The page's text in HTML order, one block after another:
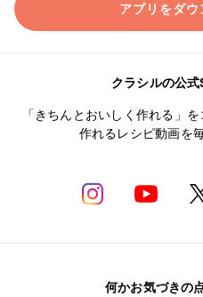
アプリをダウ
クラシルの公
「きちんとおいしく作れる」
作れるレシピ動画を
何かお気づきの